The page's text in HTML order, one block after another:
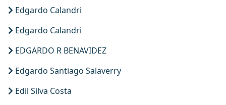
Edgardo Calandri
Edgardo Calandri
EDGARDO R BENAVIDEZ
Edgardo Santiago Salaverry
Edil Silva Costa